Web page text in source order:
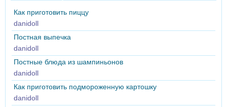
Как приготовить пиццу
danidoll
Постная выпечка
danidoll
Постные блюда из шампиньонов
danidoll
Как приготовить подмороженную картошку
danidoll